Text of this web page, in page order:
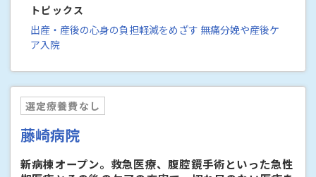
トピックス
出産・産後の心身の負担軽減をめざす 無痛分娩や産後ケ
ア入院
選定療養費なし
藤崎病院
新病棟オープン。救急医療、腹腔鏡手術といった急性